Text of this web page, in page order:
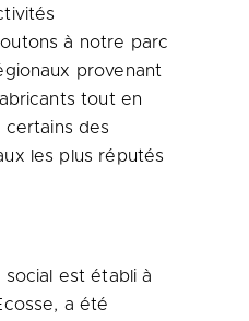
à notre parc
provenant
tout en
certains des
les plus réputés
est établi à
a été